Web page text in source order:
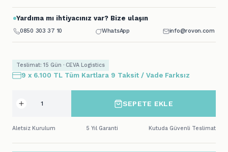
Yardıma mı ihtiyacınız var? Bize ulaşın
0850 303 37 10 WhatsApp info@rovon.com
Teslimat: 15 Gün · CEVA Logistics
9 x 6.100 TL Tüm Kartlara 9 Taksit / Vade Farksız
SEPETE EKLE
Aletsiz Kurulum 5 Yıl Garanti Kutuda Güvenli Teslimat